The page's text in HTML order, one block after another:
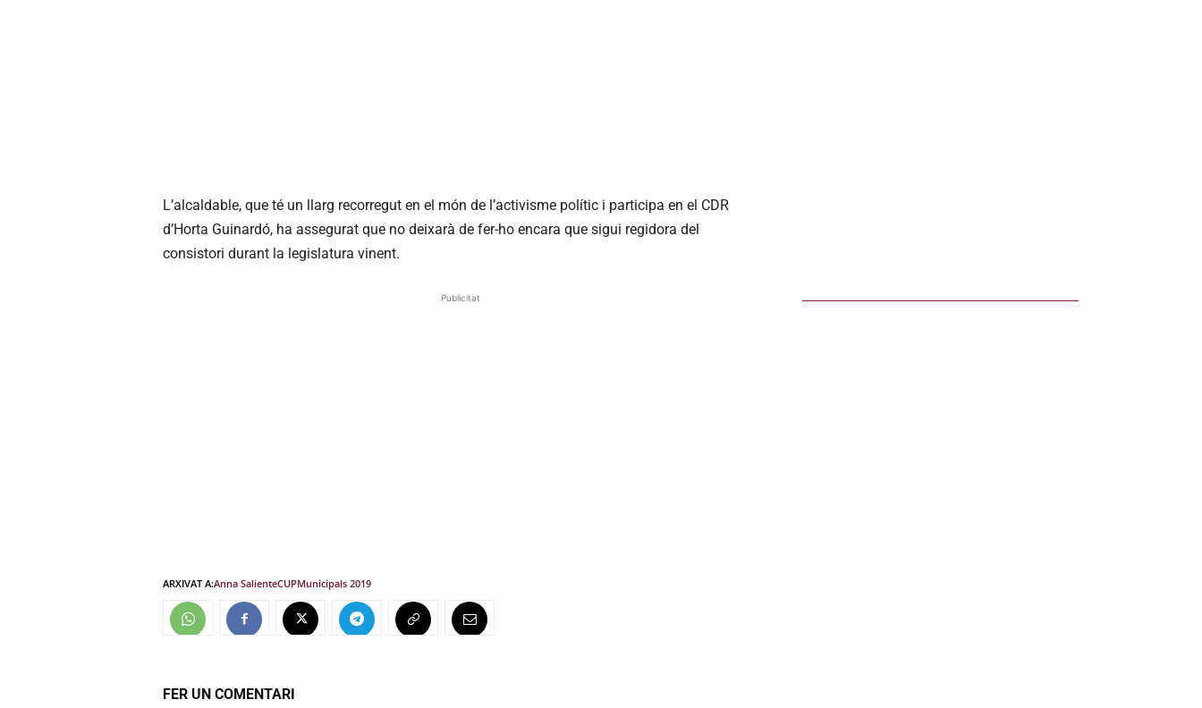
L’alcaldable, que té un llarg recorregut en el món de l’activisme polític i participa en el CDR
d’Horta Guinardó, ha assegurat que no deixarà de fer-ho encara que sigui regidora del
consistori durant la legislatura vinent.
Publicitat
ARXIVAT A:Anna SalienteCUPMunicipals 2019
FER UN COMENTARI